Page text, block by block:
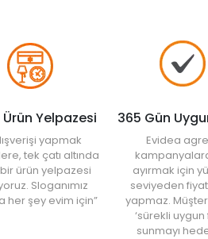
Yelpazesi
yapmak
tek çatı altında
ürün yelpazesi
Sloganımız
her şey evim için”
365 Gün
Evidea
ayırmak için
seviyeden
yapmaz.
‘sürekli uygun
sunmayı